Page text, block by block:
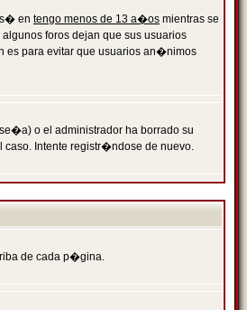
en tengo menos de 13 a�os mientras se
foros dejan que sus usuarios
es para evitar que usuarios an�nimos
o el administrador ha borrado su
Intente registr�ndose de nuevo.
de cada p�gina.